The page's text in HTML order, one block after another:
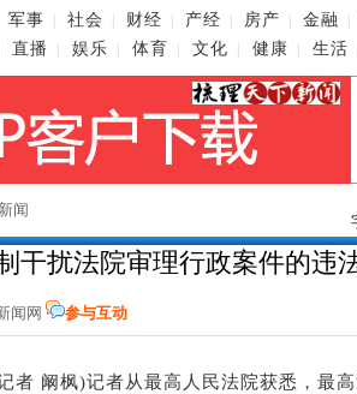
军事 社会 财经 产经 房产 金融
直播 娱乐 体育 文化 健康 生活
闻
干扰法院审理行政案件的违
闻网 参与互动
者 阚枫)记者从最高人民法院获悉，最